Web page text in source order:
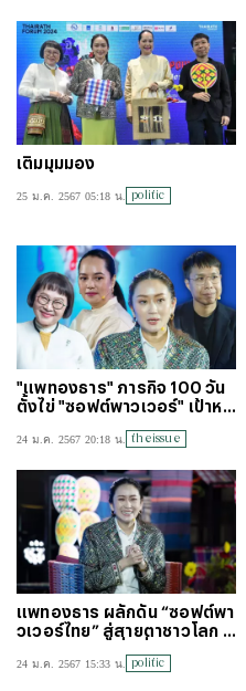
เติมมุมมอง
25 ม.ค. 2567 05:18 น. politic
"แพทองธาร" ภารกิจ 100 วัน
ตั้งไข่ "ซอฟต์พาวเวอร์" เป้าหม
24 ม.ค. 2567 20:18 น. theissue
แพทองธาร ผลักดัน “ซอฟต์พา
วเวอร์ไทย” สู่สายตาชาวโลก ดี
ด้
24 ม.ค. 2567 15:33 น. politic